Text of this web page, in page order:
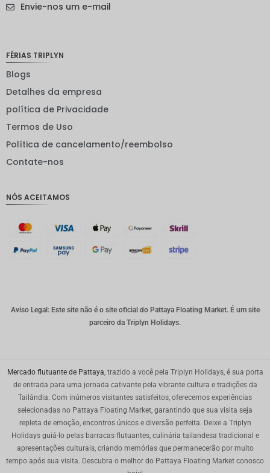
ienes
INR
quesa
Franco
suíço
australia
no
TWD
Minhas
Ries
PHP
Dólar de
Envie-nos um e-mail
FÉRIAS TRIPLYN
Blogs
Detalhes da empresa
política de Privacidade
Termos de Uso
Política de cancelamento/reembolso
Contate-nos
NÓS ACEITAMOS
Aviso Legal: Este site não é o site oficial do Pattaya Floating Market. É um site
parceiro da Triplyn Holidays.
Mercado flutuante de Pattaya, trazido a você pela Triplyn Holidays, é sua porta
de entrada para uma jornada cativante pela vibrante cultura e tradições da
Tailândia. Com inúmeros visitantes satisfeitos, oferecemos experiências
selecionadas no Pattaya Floating Market, garantindo que sua visita seja
repleta de emoção, encontros únicos e diversão perfeita. Deixe a Triplyn
Holidays guiá-lo pelas barracas flutuantes, culinária tailandesa tradicional e
apresentações culturais, criando memórias que permanecerão por muito
tempo após sua visita. Descubra o melhor do Pattaya Floating Market conosco